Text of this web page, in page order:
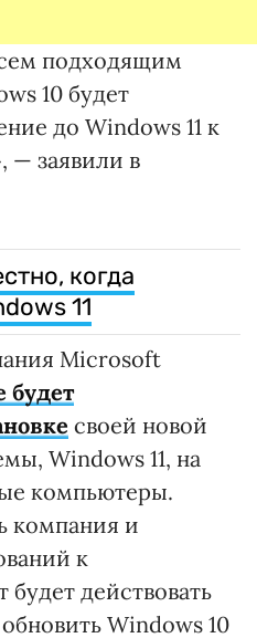
подходящим
10 будет
до Windows 11 к
— заявили в
когда
11
Microsoft
будет
своей новой
Windows 11, на
компьютеры.
компания и
к
действовать
Windows 10